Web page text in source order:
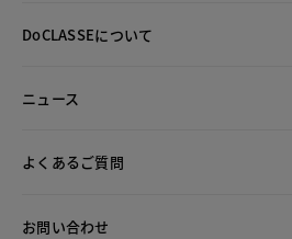
DoCLASSEについて
ニュース
よくあるご質問
お問い合わせ